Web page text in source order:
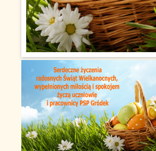
Z życia szkoły
Info dla rodziców
Jadalnia
Kalendarz
Przedszkole
Kontakt
Historia przedszkola
Dokumenty
Informacje dla rodziców